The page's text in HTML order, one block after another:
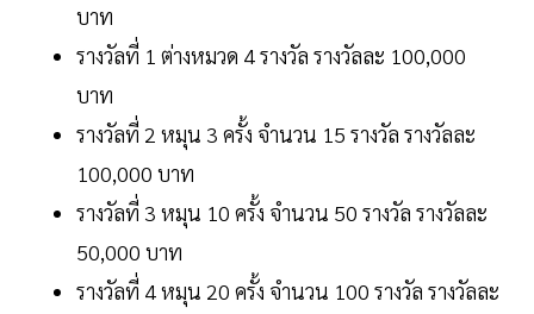
บาท
รางวัลที่ 1 ต่างหมวด 4 รางวัล รางวัลละ 100,000
บาท
รางวัลที่ 2 หมุน 3 ครั้ง จำนวน 15 รางวัล รางวัลละ
100,000 บาท
รางวัลที่ 3 หมุน 10 ครั้ง จำนวน 50 รางวัล รางวัลละ
50,000 บาท
รางวัลที่ 4 หมุน 20 ครั้ง จำนวน 100 รางวัล รางวัลละ